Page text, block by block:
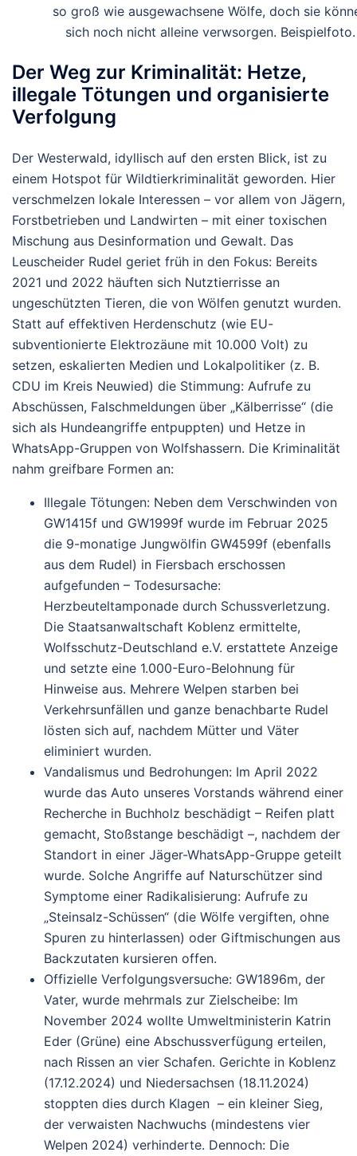
so groß wie ausgewachsene Wölfe, doch sie
sich noch nicht alleine verwsorgen. Beispielfoto.
Der Weg zur Kriminalität: Hetze,
illegale Tötungen und organisierte
Verfolgung
Der Westerwald, idyllisch auf den ersten Blick, ist zu
einem Hotspot für Wildtierkriminalität geworden. Hier
verschmelzen lokale Interessen – vor allem von Jägern,
Forstbetrieben und Landwirten – mit einer toxischen
Mischung aus Desinformation und Gewalt. Das
Leuscheider Rudel geriet früh in den Fokus: Bereits
2021 und 2022 häuften sich Nutztierrisse an
ungeschützten Tieren, die von Wölfen genutzt wurden.
Statt auf effektiven Herdenschutz (wie EU-
subventionierte Elektrozäune mit 10.000 Volt) zu
setzen, eskalierten Medien und Lokalpolitiker (z. B.
CDU im Kreis Neuwied) die Stimmung: Aufrufe zu
Abschüssen, Falschmeldungen über „Kälberrisse“ (die
sich als Hundeangriffe entpuppten) und Hetze in
WhatsApp-Gruppen von Wolfshassern. Die Kriminalität
nahm greifbare Formen an:
Illegale Tötungen: Neben dem Verschwinden von
GW1415f und GW1999f wurde im Februar 2025
die 9-monatige Jungwölfin GW4599f (ebenfalls
aus dem Rudel) in Fiersbach erschossen
aufgefunden – Todesursache:
Herzbeuteltamponade durch Schussverletzung.
Die Staatsanwaltschaft Koblenz ermittelte,
Wolfsschutz-Deutschland e.V. erstattete Anzeige
und setzte eine 1.000-Euro-Belohnung für
Hinweise aus. Mehrere Welpen starben bei
Verkehrsunfällen und ganze benachbarte Rudel
lösten sich auf, nachdem Mütter und Väter
eliminiert wurden.
Vandalismus und Bedrohungen: Im April 2022
wurde das Auto unseres Vorstands während einer
Recherche in Buchholz beschädigt – Reifen platt
gemacht, Stoßstange beschädigt –, nachdem der
Standort in einer Jäger-WhatsApp-Gruppe geteilt
wurde. Solche Angriffe auf Naturschützer sind
Symptome einer Radikalisierung: Aufrufe zu
„Steinsalz-Schüssen“ (die Wölfe vergiften, ohne
Spuren zu hinterlassen) oder Giftmischungen aus
Backzutaten kursieren offen.
Offizielle Verfolgungsversuche: GW1896m, der
Vater, wurde mehrmals zur Zielscheibe: Im
November 2024 wollte Umweltministerin Katrin
Eder (Grüne) eine Abschussverfügung erteilen,
nach Rissen an vier Schafen. Gerichte in Koblenz
(17.12.2024) und Niedersachsen (18.11.2024)
stoppten dies durch Klagen – ein kleiner Sieg,
der verwaisten Nachwuchs (mindestens vier
Welpen 2024) verhinderte. Dennoch: Die